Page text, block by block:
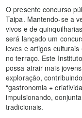
O presente concurso
Taipa. Mantendo-se a
vivos e de
será lançado um
leves e artigos
no terraço. Este
possa atrair mais
exploração,
“gastronomia +
impulsionando,
tradicionais.